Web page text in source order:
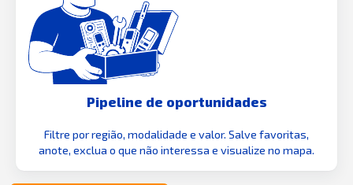
Pipeline de oportunidades
Filtre por região, modalidade e valor. Salve favoritas,
anote, exclua o que não interessa e visualize no mapa.